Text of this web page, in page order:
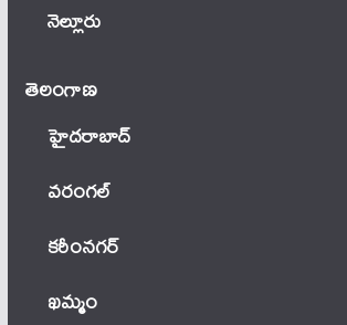
నెల్లూరు
తెలంగాణ‌
హైదరాబాద్
వ‌రంగ‌ల్
కరీంనగర్
ఖ‌మ్మం